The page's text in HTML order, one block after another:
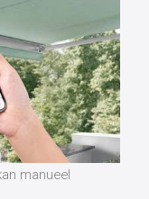
manueel